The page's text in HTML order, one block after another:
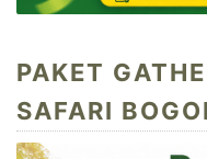
PAKET
SAFARI